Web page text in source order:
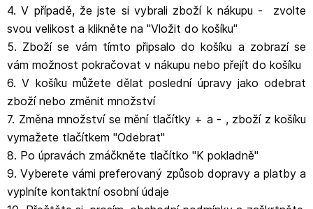
4. V případě, že jste si vybrali zboží k nákupu - zvolte
svou velikost a klikněte na "Vložit do košíku"
5. Zboží se vám tímto připsalo do košíku a zobrazí se
vám možnost pokračovat v nákupu nebo přejít do košíku
6. V košíku můžete dělat poslední úpravy jako odebrat
zboží nebo změnit množství
7. Změna množství se mění tlačítky + a - , zboží z košíku
vymažete tlačítkem "Odebrat"
8. Po úpravách zmáčkněte tlačítko "K pokladně"
9. Vyberete vámi preferovaný způsob dopravy a platby a
vyplníte kontaktní osobní údaje